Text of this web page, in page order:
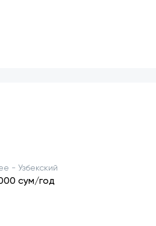
- Узбекский
сум/год